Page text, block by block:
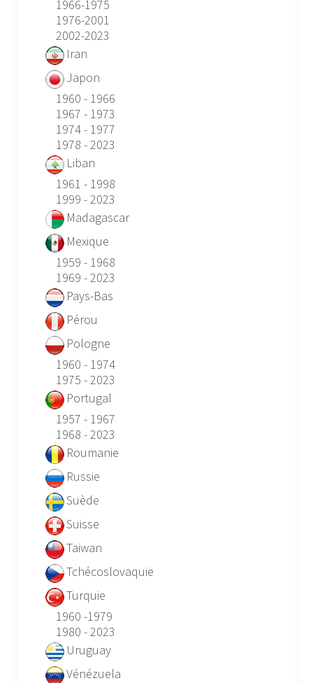
1966-1975
1976-2001
2002-2023
Iran
Japon
1960 - 1966
1967 - 1973
1974 - 1977
1978 - 2023
Liban
1961 - 1998
1999 - 2023
Madagascar
Mexique
1959 - 1968
1969 - 2023
Pays-Bas
Pérou
Pologne
1960 - 1974
1975 - 2023
Portugal
1957 - 1967
1968 - 2023
Roumanie
Russie
Suède
Suisse
Taiwan
Tchécoslovaquie
Turquie
1960 -1979
1980 - 2023
Uruguay
Vénézuela